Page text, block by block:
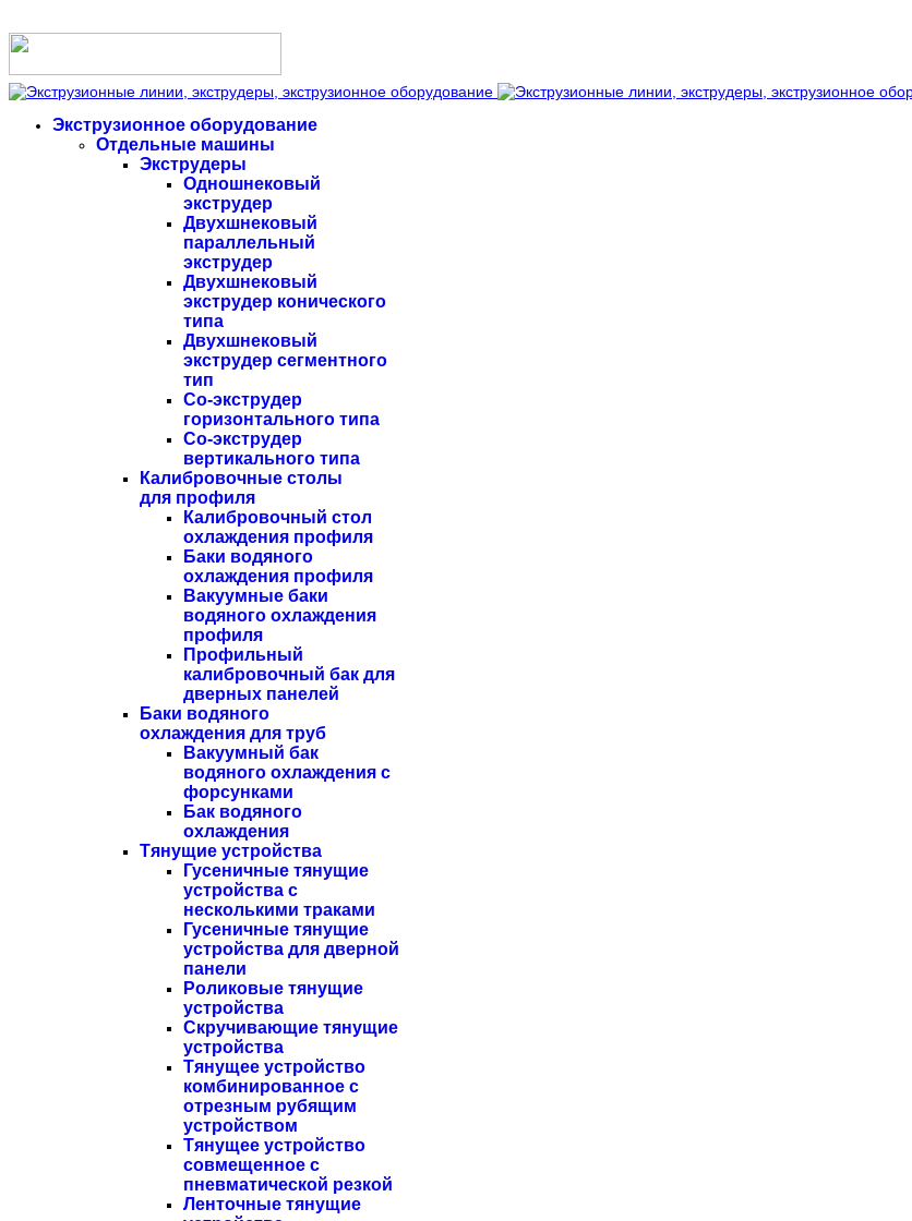
Экструзионное оборудование
Отдельные машины
Экструдеры
Одношнековый
экструдер
Двухшнековый
параллельный
экструдер
Двухшнековый
экструдер конического
типа
Двухшнековый
экструдер сегментного
тип
Со-экструдер
горизонтального типа
Со-экструдер
вертикального типа
Калибровочные столы
для профиля
Калибровочный стол
охлаждения профиля
Баки водяного
охлаждения профиля
Вакуумные баки
водяного охлаждения
профиля
Профильный
калибровочный бак для
дверных панелей
Баки водяного
охлаждения для труб
Вакуумный бак
водяного охлаждения с
форсунками
Бак водяного
охлаждения
Тянущие устройства
Гусеничные тянущие
устройства с
несколькими траками
Гусеничные тянущие
устройства для дверной
панели
Роликовые тянущие
устройства
Скручивающие тянущие
устройства
Тянущее устройство
комбинированное с
отрезным рубящим
устройством
Тянущее устройство
совмещенное с
пневматической резкой
Ленточные тянущие